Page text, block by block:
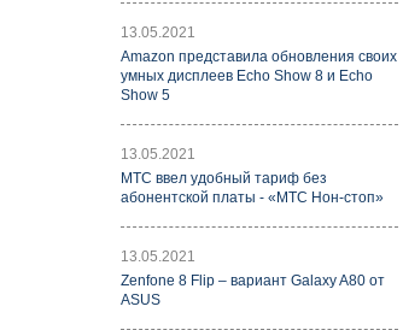
13.05.2021
Amazon представила обновления своих
умных дисплеев Echo Show 8 и Echo
Show 5
13.05.2021
МТС ввел удобный тариф без
абонентской платы - «МТС Нон-стоп»
13.05.2021
Zenfone 8 Flip – вариант Galaxy A80 от
ASUS